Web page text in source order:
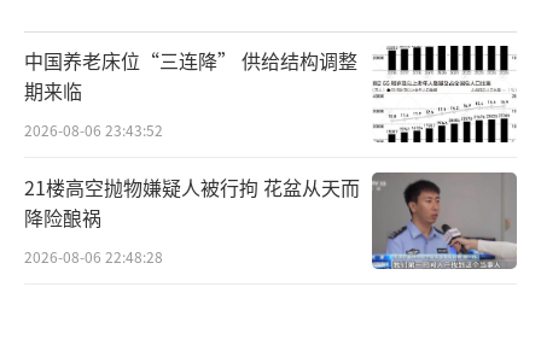
中国养老床位“三连降” 供给结构调整
期来临
2026-08-06 23:43:52
21楼高空抛物嫌疑人被行拘 花盆从天而
降险酿祸
2026-08-06 22:48:28